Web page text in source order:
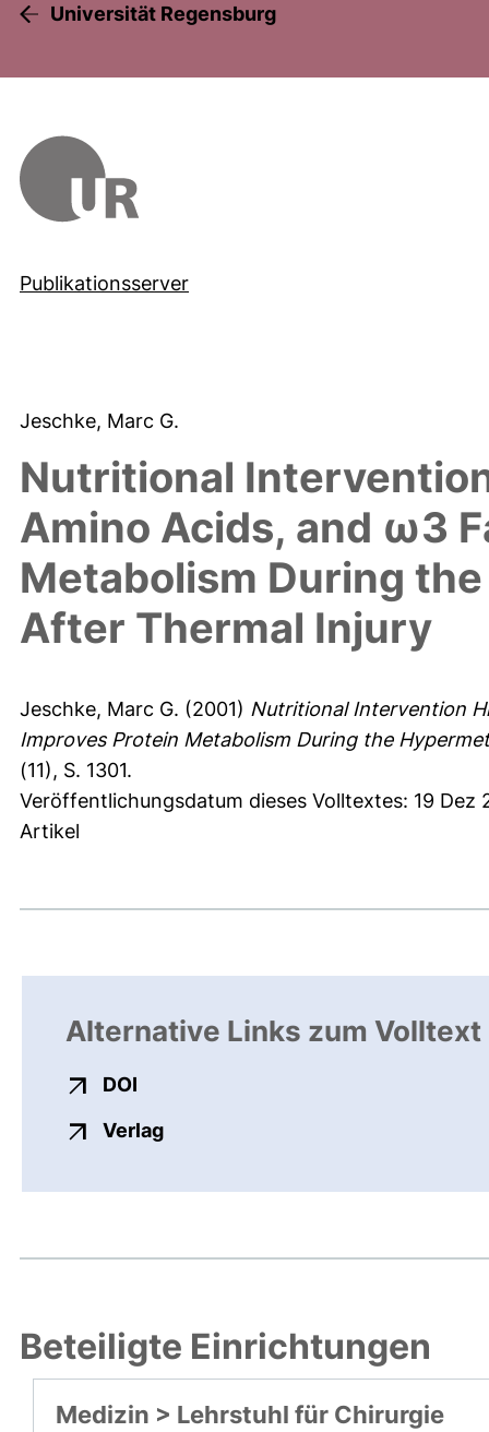
Universität Regensburg
Publikationsserver
Jeschke, Marc G.
Nutritional
Amino Acids, and ω3
Metabolism During
After Thermal Injury
Jeschke, Marc G. (2001) Nutritional Intervention
Improves Protein Metabolism During the
(11), S. 1301.
Veröffentlichungsdatum dieses Volltextes: 19 Dez
Artikel
Alternative Links zum Volltext
DOI
Verlagexterner Link, öffnet neues
Beteiligte Einrichtungen
Medizin > Lehrstuhl für Chirurgie